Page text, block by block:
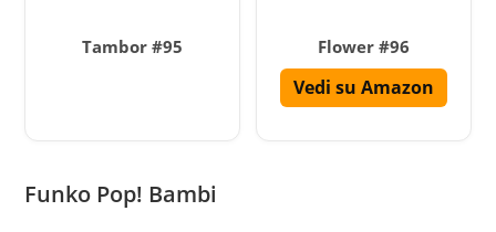
Tambor #95 Flower #96
Vedi su Amazon
Funko Pop! Bambi